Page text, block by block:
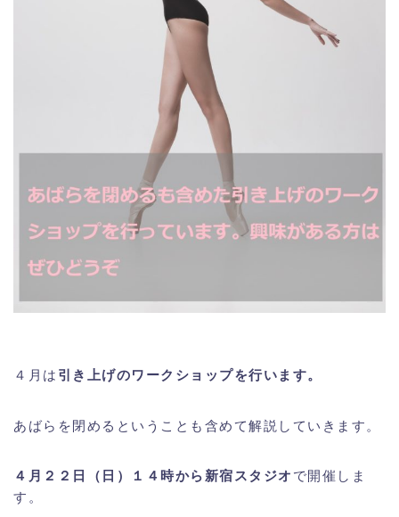
４月は 引き上げのワークショップを行います。
あばらを閉めるということも含めて解説していきます。
４月２２日（日）１４時から新宿スタジオ で開催しま
す。